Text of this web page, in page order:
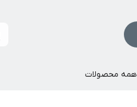
همه محصولات